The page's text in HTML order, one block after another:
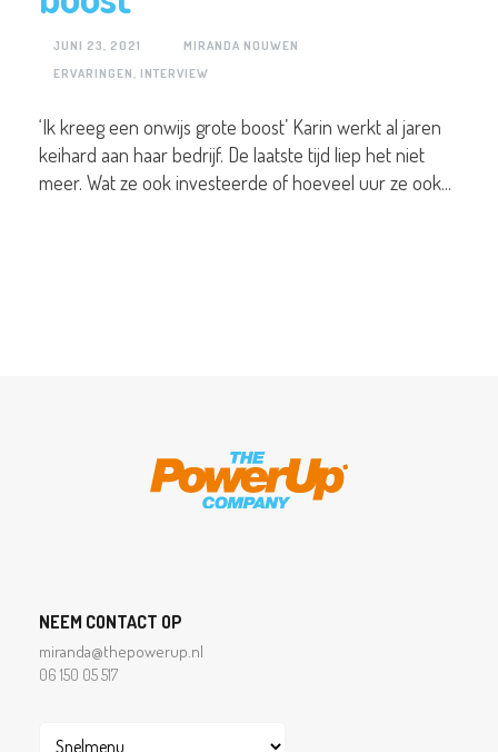
JUNI 23, 2021
MIRANDA NOUWEN
ERVARINGEN, INTERVIEW
‘Ik kreeg een onwijs grote boost’ Karin werkt al jaren
keihard aan haar bedrijf. De laatste tijd liep het niet
meer. Wat ze ook investeerde of hoeveel uur ze ook...
NEEM CONTACT OP
miranda@thepowerup.nl
06 150 05 517